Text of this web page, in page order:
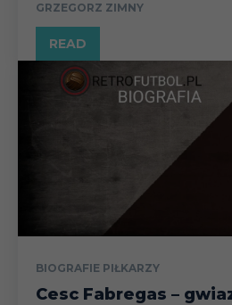
GRZEGORZ ZIMNY
READ
BIOGRAFIE PIŁKARZY
Cesc Fabregas –